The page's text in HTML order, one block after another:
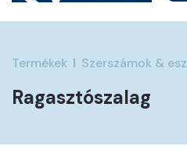
Termékek Szerszámok &
Ragasztószalag